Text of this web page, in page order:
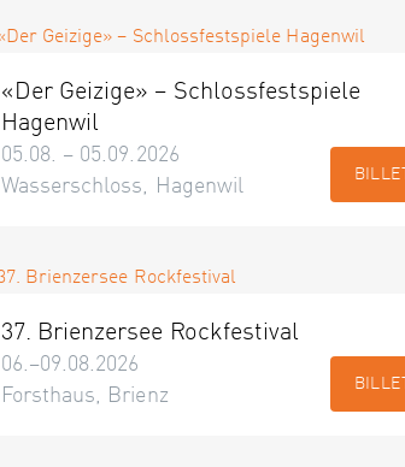
«Der Geizige» – Schlossfestspiele
Hagenwil
05.08. – 05.09.2026
Wasserschloss, Hagenwil
37. Brienzersee Rockfestival
06.–09.08.2026
Forsthaus, Brienz